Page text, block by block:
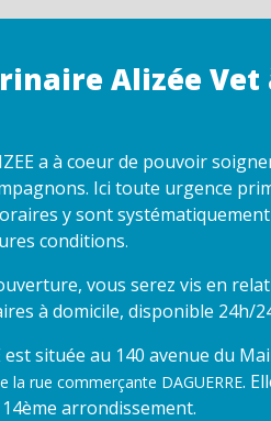
Alizée Vet
a à coeur de pouvoir
Ici toute urgence
y sont
conditions.
vous serez vis en
à domicile, disponible 24h/
située au 140 avenue du
la rue commerçante DAGUERRE.
arrondissement.